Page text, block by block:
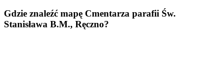
Gdzie znaleźć mapę Cmentarza parafii Św.
Stanisława B.M., Ręczno?